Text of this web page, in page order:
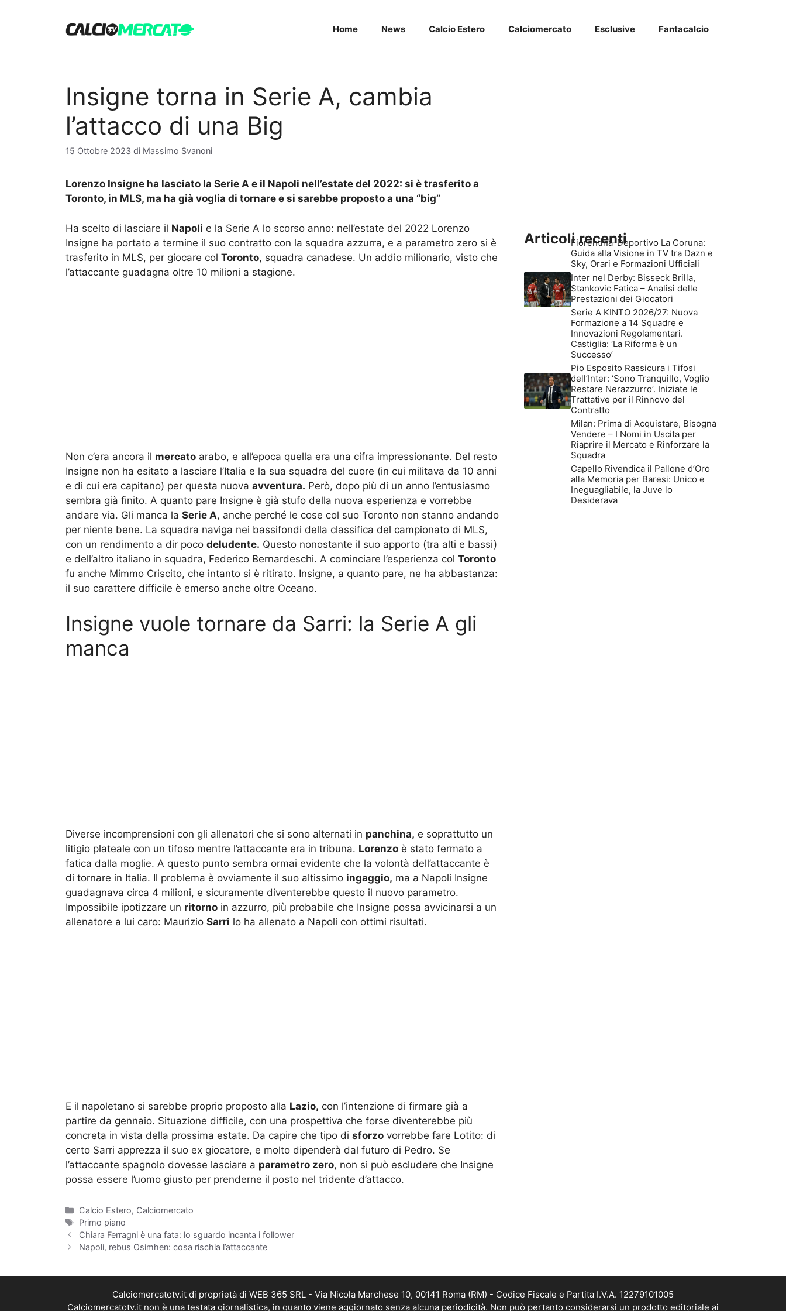
Home News Calcio Estero Calciomercato Esclusive Fantacalcio
Insigne torna in Serie A, cambia
l’attacco di una Big
15 Ottobre 2023 di Massimo Svanoni
Lorenzo Insigne ha lasciato la Serie A e il Napoli nell’estate del 2022: si è trasferito a
Toronto, in MLS, ma ha già voglia di tornare e si sarebbe proposto a una “big”
Ha scelto di lasciare il Napoli e la Serie A lo scorso anno: nell’estate del 2022 Lorenzo
Insigne ha portato a termine il suo contratto con la squadra azzurra, e a parametro zero si è
trasferito in MLS, per giocare col Toronto, squadra canadese. Un addio milionario, visto che
l’attaccante guadagna oltre 10 milioni a stagione.
Non c’era ancora il mercato arabo, e all’epoca quella era una cifra impressionante. Del resto
Insigne non ha esitato a lasciare l’Italia e la sua squadra del cuore (in cui militava da 10 anni
e di cui era capitano) per questa nuova avventura. Però, dopo più di un anno l’entusiasmo
sembra già finito. A quanto pare Insigne è già stufo della nuova esperienza e vorrebbe
andare via. Gli manca la Serie A, anche perché le cose col suo Toronto non stanno andando
per niente bene. La squadra naviga nei bassifondi della classifica del campionato di MLS,
con un rendimento a dir poco deludente. Questo nonostante il suo apporto (tra alti e bassi)
e dell’altro italiano in squadra, Federico Bernardeschi. A cominciare l’esperienza col Toronto
fu anche Mimmo Criscito, che intanto si è ritirato. Insigne, a quanto pare, ne ha abbastanza:
il suo carattere difficile è emerso anche oltre Oceano.
Insigne vuole tornare da Sarri: la Serie A gli
manca
Diverse incomprensioni con gli allenatori che si sono alternati in panchina, e soprattutto un
litigio plateale con un tifoso mentre l’attaccante era in tribuna. Lorenzo è stato fermato a
fatica dalla moglie. A questo punto sembra ormai evidente che la volontà dell’attaccante è
di tornare in Italia. Il problema è ovviamente il suo altissimo ingaggio, ma a Napoli Insigne
guadagnava circa 4 milioni, e sicuramente diventerebbe questo il nuovo parametro.
Impossibile ipotizzare un ritorno in azzurro, più probabile che Insigne possa avvicinarsi a un
allenatore a lui caro: Maurizio Sarri lo ha allenato a Napoli con ottimi risultati.
E il napoletano si sarebbe proprio proposto alla Lazio, con l’intenzione di firmare già a
partire da gennaio. Situazione difficile, con una prospettiva che forse diventerebbe più
concreta in vista della prossima estate. Da capire che tipo di sforzo vorrebbe fare Lotito: di
certo Sarri apprezza il suo ex giocatore, e molto dipenderà dal futuro di Pedro. Se
l’attaccante spagnolo dovesse lasciare a parametro zero, non si può escludere che Insigne
possa essere l’uomo giusto per prenderne il posto nel tridente d’attacco.
Categorie
Calcio Estero, Calciomercato
Tag
Primo piano
Chiara Ferragni è una fata: lo sguardo incanta i follower
Napoli, rebus Osimhen: cosa rischia l’attaccante
Articoli recenti
Fiorentina-Deportivo La Coruna:
Guida alla Visione in TV tra Dazn e
Sky, Orari e Formazioni Ufficiali
Inter nel Derby: Bisseck Brilla,
Stankovic Fatica – Analisi delle
Prestazioni dei Giocatori
Serie A KINTO 2026/27: Nuova
Formazione a 14 Squadre e
Innovazioni Regolamentari.
Castiglia: ‘La Riforma è un
Successo’
Pio Esposito Rassicura i Tifosi
dell’Inter: ‘Sono Tranquillo, Voglio
Restare Nerazzurro’. Iniziate le
Trattative per il Rinnovo del
Contratto
Milan: Prima di Acquistare, Bisogna
Vendere – I Nomi in Uscita per
Riaprire il Mercato e Rinforzare la
Squadra
Capello Rivendica il Pallone d’Oro
alla Memoria per Baresi: Unico e
Ineguagliabile, la Juve lo
Desiderava
Calciomercatotv.it di proprietà di WEB 365 SRL - Via Nicola Marchese 10, 00141 Roma (RM) - Codice Fiscale e Partita I.V.A. 12279101005
Calciomercatotv.it non è una testata giornalistica, in quanto viene aggiornato senza alcuna periodicità. Non può pertanto considerarsi un prodotto editoriale ai